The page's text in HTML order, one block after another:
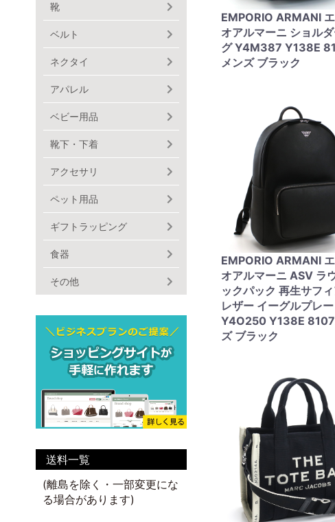
靴
ベルト
ネクタイ
アパレル
ベビー用品
靴下・下着
アクセサリ
ペット用品
ギフトラッピング
食器
その他
送料一覧
(離島を除く・一部変更にな
る場合があります)
EMPORIO ARMANI
オアルマーニ ショル
グ Y4M387 Y138E
メンズ ブラック
EMPORIO ARMANI
オアルマーニ ASV ラ
ックパック 再生サフ
レザー イーグルプレ
Y4O250 Y138E
ズ ブラック